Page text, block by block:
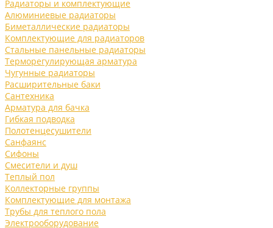
Радиаторы и комплектующие
Алюминиевые радиаторы
Биметаллические радиаторы
Комплектующие для радиаторов
Стальные панельные радиаторы
Терморегулирующая арматура
Чугунные радиаторы
Расширительные баки
Сантехника
Арматура для бачка
Гибкая подводка
Полотенцесушители
Санфаянс
Сифоны
Смесители и душ
Теплый пол
Коллекторные группы
Комплектующие для монтажа
Трубы для теплого пола
Электрооборудование